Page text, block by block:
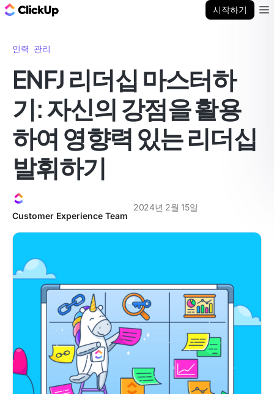
시작하기
인력 관리
ENFJ 리더십 마스터하
기: 자신의 강점을 활용
하여 영향력 있는 리더십
발휘하기
Customer Experience Team
2024년 2월 15일